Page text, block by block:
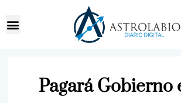
Pagará Gobierno